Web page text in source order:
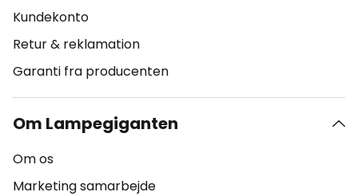
Kundekonto
Retur & reklamation
Garanti fra producenten
Om Lampegiganten
Om os
Marketing samarbejde